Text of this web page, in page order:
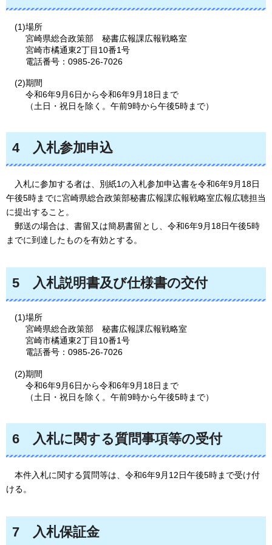
(1)場所
宮崎県総合政策部
秘書広報課広報戦略室
宮崎市橘通東2丁目10番1号
電話番号：0985-26-7026
(2)期間
令和6年9月6日から令和6年9月18日まで
（土日・祝日を除く。午前9時から午後5時まで）
4 入札参加申込
入札に参加する者は、別紙1の入札参加申込書を令和6年9月18日
午後5時までに宮崎県総合政策部秘書広報課広報戦略室広報広聴担当
に提出すること。
郵送の場合は、書留又は簡易書留とし、令和6年9月18日午後5時
までに到達したものを有効とする。
5 入札説明書及び仕様書の交付
(1)場所
宮崎県総合政策部
秘書広報課広報戦略室
宮崎市橘通東2丁目10番1号
電話番号：0985-26-7026
(2)期間
令和6年9月6日から令和6年9月18日まで
（土日・祝日を除く。午前9時から午後5時まで）
6 入札に関する質問事項等の受付
本件入札に関する質問等は、令和6年9月12日午後5時まで受け付
ける。
7 入札保証金